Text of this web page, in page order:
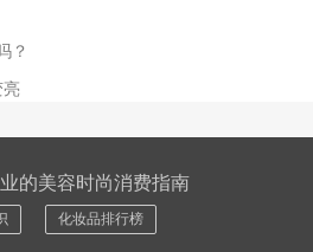
？
亮
的美容时尚消费指南
化妆品排行榜